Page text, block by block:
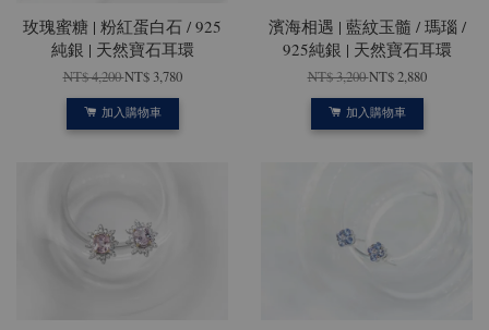
玫瑰蜜糖 | 粉紅蛋白石 / 925
純銀 | 天然寶石耳環
NT$ 4,200NT$ 3,780
加入購物車
濱海相遇 | 藍紋玉髓 / 瑪瑙 /
925純銀 | 天然寶石耳環
NT$ 3,200NT$ 2,880
加入購物車